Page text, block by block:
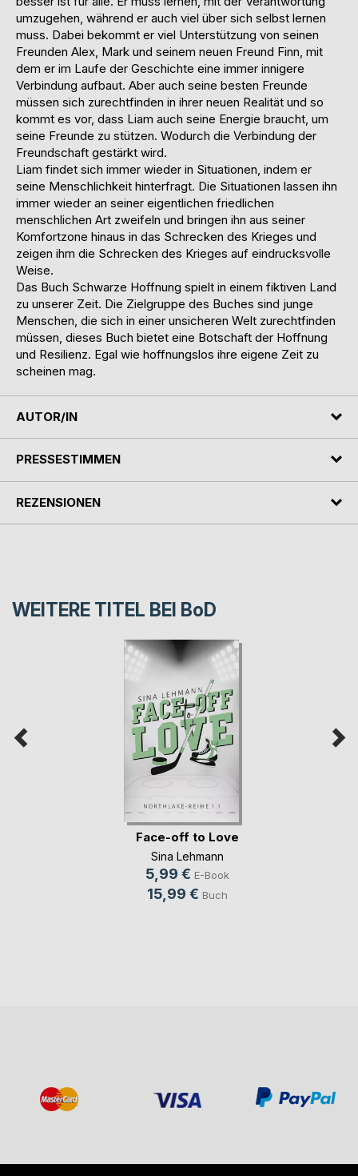
umzugehen, während er auch viel über sich selbst lernen
muss. Dabei bekommt er viel Unterstützung von seinen
Freunden Alex, Mark und seinem neuen Freund Finn, mit
dem er im Laufe der Geschichte eine immer innigere
Verbindung aufbaut. Aber auch seine besten Freunde
müssen sich zurechtfinden in ihrer neuen Realität und so
kommt es vor, dass Liam auch seine Energie braucht, um
seine Freunde zu stützen. Wodurch die Verbindung der
Freundschaft gestärkt wird.
Liam findet sich immer wieder in Situationen, indem er
seine Menschlichkeit hinterfragt. Die Situationen lassen ihn
immer wieder an seiner eigentlichen friedlichen
menschlichen Art zweifeln und bringen ihn aus seiner
Komfortzone hinaus in das Schrecken des Krieges und
zeigen ihm die Schrecken des Krieges auf eindrucksvolle
Weise.
Das Buch Schwarze Hoffnung spielt in einem fiktiven Land
zu unserer Zeit. Die Zielgruppe des Buches sind junge
Menschen, die sich in einer unsicheren Welt zurechtfinden
müssen, dieses Buch bietet eine Botschaft der Hoffnung
und Resilienz. Egal wie hoffnungslos ihre eigene Zeit zu
scheinen mag.
AUTOR/IN
PRESSESTIMMEN
REZENSIONEN
WEITERE TITEL BEI BoD
Face-off to Love
Sina Lehmann
5,99 € E-Book
15,99 € Buch